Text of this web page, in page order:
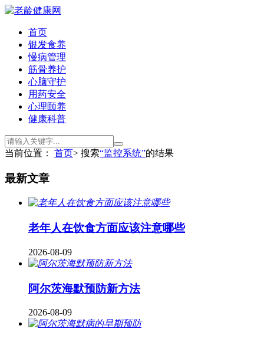
首页
银发食养
慢病管理
筋骨养护
心脑守护
用药安全
心理颐养
健康科普
当前位置： 首页> 搜索“监控系统”的结果
最新文章
老年人在饮食方面应该注意哪些
2026-08-09
阿尔茨海默预防新方法
2026-08-09